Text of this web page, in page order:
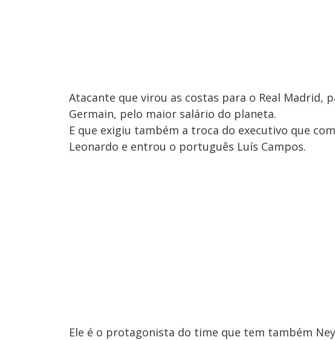
Atacante que virou as costas para o Real Madrid,
Germain, pelo maior salário do planeta.
E que exigiu também a troca do executivo que
Leonardo e entrou o português Luís Campos.
Ele é o protagonista do time que tem também